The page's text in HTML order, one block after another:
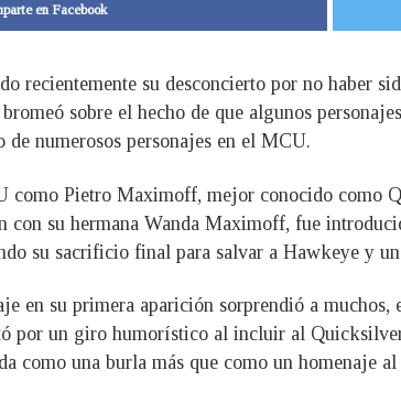
en Facebook
recientemente su desconcierto por no haber
sobre el hecho de que algunos
numerosos personajes en el MCU.
como Pietro Maximoff, mejor conocido como
con su hermana Wanda Maximoff, fue
su sacrificio final para salvar a Hawkeye y
en su primera aparición sorprendió a
por un giro humorístico al incluir al
como una burla más que como un homenaje al